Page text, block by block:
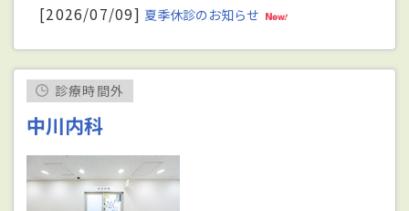
[2026/07/09] 夏季休診のお知らせ
診療時間外
中川内科